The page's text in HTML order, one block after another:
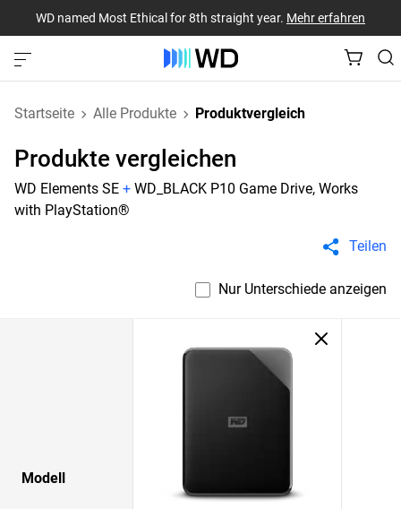
WD named Most Ethical for 8th straight year. Mehr erfahren
Startseite Alle Produkte Produktvergleich
Produkte vergleichen
WD Elements SE + WD_BLACK P10 Game Drive, Works
with PlayStation®
Teilen
Nur Unterschiede anzeigen
Modell